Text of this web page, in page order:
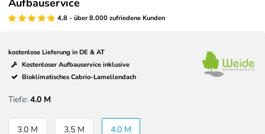
4,8 - über 8.000 zufriedene Kunden
kostenlose Lieferung in DE & AT
Kostenloser Aufbauservice inklusive
Bioklimatisches Cabrio-Lamellendach
Tiefe: 4.0 M
3.0 M 3.5 M 4.0 M